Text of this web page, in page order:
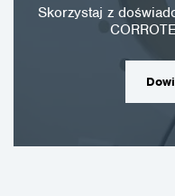
Skorzystaj z